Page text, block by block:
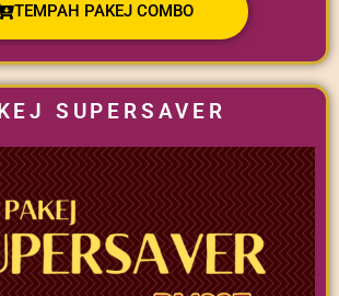
TEMPAH PAKEJ COMBO
SUPERSAVER